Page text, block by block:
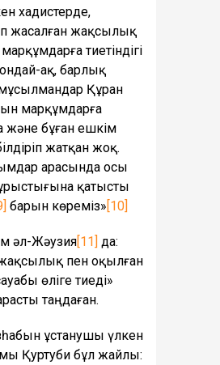
хадистерде,
жасалған жақсылық
тиетіндігі
ақ, барлық
Құран
марқұмдарға
және бұған ешкім
жатқан жоқ.
арасында осы
қатысты
барын көреміз»[10]
әл-Жәузия[11] да:
пен оқылған
өліге тиеді»
таңдаған.
ұстанушы үлкен
Қуртуби бұл жайлы: